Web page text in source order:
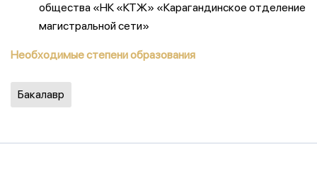
общества «НК «КТЖ» «Карагандинское отделение
магистральной сети»
Необходимые степени образования
Бакалавр